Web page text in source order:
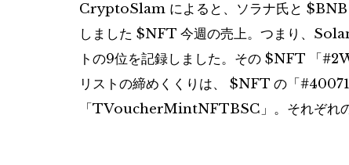
CryptoSlam によると、ソラナ氏と $BNB
しました $NFT 今週の売上。つまり、
トの9位を記録しました。その $NFT 「
リストの締めくくりは、 $NFT の「#40071
「TVoucherMintNFTBSC」。それぞれ